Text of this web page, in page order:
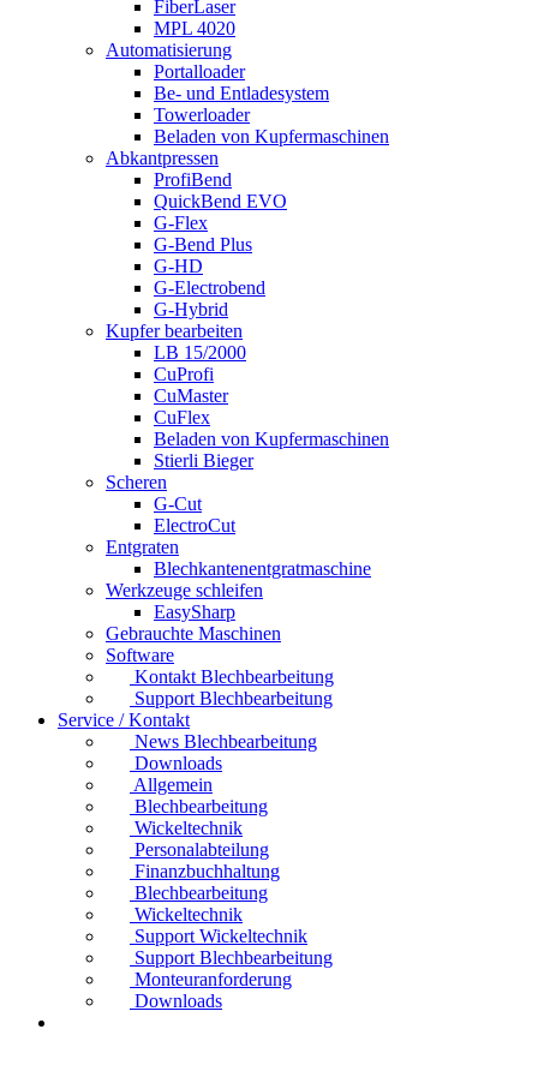
FiberLaser
MPL 4020
Automatisierung
Portalloader
Be- und Entladesystem
Towerloader
Beladen von Kupfermaschinen
Abkantpressen
ProfiBend
QuickBend EVO
G-Flex
G-Bend Plus
G-HD
G-Electrobend
G-Hybrid
Kupfer bearbeiten
LB 15/2000
CuProfi
CuMaster
CuFlex
Beladen von Kupfermaschinen
Stierli Bieger
Scheren
G-Cut
ElectroCut
Entgraten
Blechkantenentgratmaschine
Werkzeuge schleifen
EasySharp
Gebrauchte Maschinen
Software
Kontakt Blechbearbeitung
Support Blechbearbeitung
Service / Kontakt
News Blechbearbeitung
Downloads
Allgemein
Blechbearbeitung
Wickeltechnik
Personalabteilung
Finanzbuchhaltung
Blechbearbeitung
Wickeltechnik
Support Wickeltechnik
Support Blechbearbeitung
Monteuranforderung
Downloads